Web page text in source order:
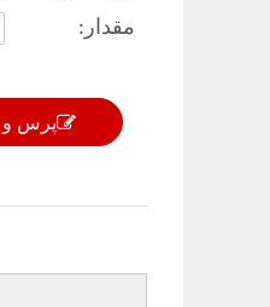
مقدار:
پرس و